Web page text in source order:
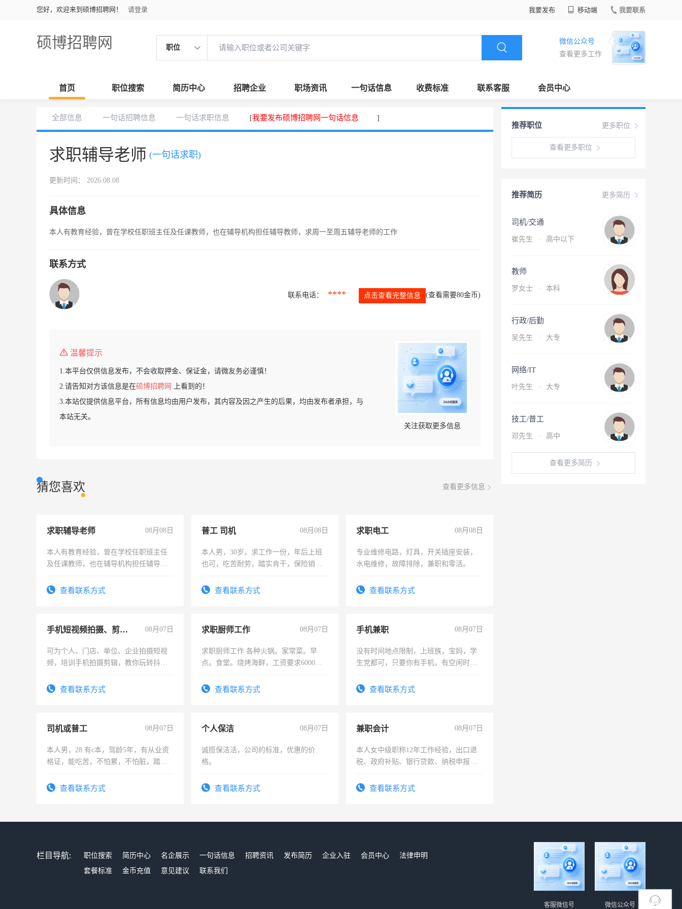
您好，欢迎来到硕博招聘网！ 请登录 我要发布 移动端 我要联系
硕博招聘网 职位
微信公众号
查看更多工作
首页 职位搜索 简历中心 招聘企业 职场资讯 一句话信息 收费标准 联系客服 会员中心
全部信息 一句话招聘信息 一句话求职信息 [我要发布硕博招聘网一句话信息 ]
求职辅导老师 (一句话求职)
更新时间： 2026.08.08
具体信息
本人有教育经验，曾在学校任职班主任及任课教师，也在辅导机构担任辅导教师，求周一至周五辅导老师的工作
联系方式
联系电话： **** 点击查看完整信息 (查看需要80金币)
温馨提示
1.本平台仅供信息发布，不会收取押金、保证金，请微友务必谨慎！
2.请告知对方该信息是在硕博招聘网
上看到的！
3.本站仅提供信息平台，所有信息均由用户发布，其内容及因之产生的后果，均由发布者承担，与
本站无关。
关注获取更多信息
猜您喜欢 查看更多信息
求职辅导老师 08月08日
本人有教育经验，曾在学校任职班主任
及任课教师，也在辅导机构担任辅导教
查看联系方式
普工 司机 08月08日
本人男，30岁，求工作一份，年后上班
也可，吃苦耐劳，踏实肯干，保险销售
查看联系方式
求职电工 08月08日
专业维修电路，灯具，开关插座安装，
水电维修，故障排除，兼职和零活。
查看联系方式
手机短视频拍摄、剪辑、抖音快手 08月07日
可为个人、门店、单位、企业拍摄短视
频，培训手机拍摄剪辑，教你玩转抖音
频，培训手机拍摄剪辑，教你玩转抖
查看联系方式
求职厨师工作 08月07日
求职厨师工作 各种火锅。家常菜。早
点。食堂。烧烤海鲜，工资要求6000以
查看联系方式
手机兼职 08月07日
没有时间地点限制，上班族，宝妈，学
生党都可，只要你有手机，有空闲时
勤快的四五十，每天挣零花钱没问题！
查看联系方式
司机或普工 08月07日
本人男，28.有c本，驾龄5年，有从业资
格证，能吃苦，不怕累，不怕脏，踏
查看联系方式
个人保洁 08月07日
诚揽保洁活，公司的标准，优惠的价
格。
查看联系方式
兼职会计 08月07日
本人女中级职称12年工作经验，出口退
税、政府补贴、银行贷款、纳税申报、
务，财务咨询等业务。欲求兼职会计工
查看联系方式
更多职位
推荐职位
查看更多职位
更多简历
推荐简历
司机/交通
崔先生 · 高中以下
教师
罗女士 · 本科
行政/后勤
吴先生 · 大专
网络/IT
叶先生 · 大专
技工/普工
邓先生 · 高中
查看更多简历
栏目导航: 职位搜索 简历中心 名企展示 一句话信息 招聘资讯 发布简历 企业入驻 会员中心
法律申明
套餐标准
金币充值 意见建议 联系我们
微信公众号
客服微信号